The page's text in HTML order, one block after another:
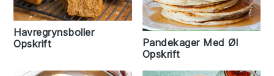
Havregrynsboller
Opskrift
Pandekager Med Øl
Opskrift